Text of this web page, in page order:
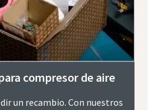
compresor de aire
un recambio. Con nuestros